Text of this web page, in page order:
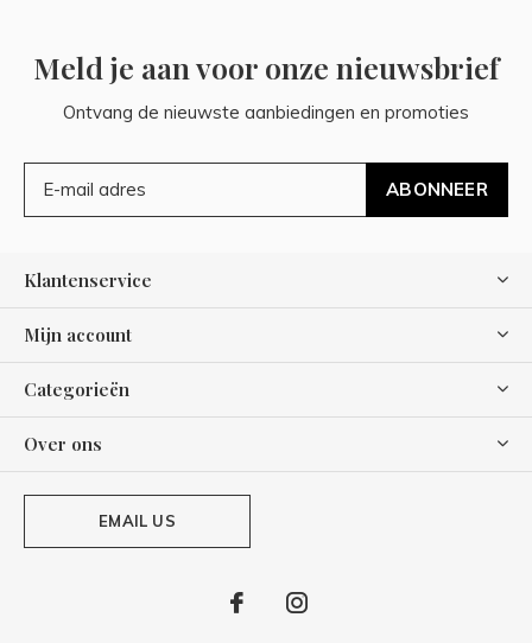
Meld je aan voor onze nieuwsbrief
Ontvang de nieuwste aanbiedingen en promoties
ABONNEER
Klantenservice
Mijn account
Categorieën
Over ons
EMAIL US